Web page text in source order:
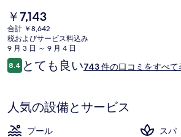
ン
ダ
ム
ス
ニ
ャ
スタッフが旅行者の高い評価を得ています。
現
在
の
料
金
は
す
￥7,143
合計 ￥8,642
税およびサービス料込み
9 月 3 日 ～ 9 月 4 日
口
コ
8.410段階中8.4
とても良い743 件の口コミをすべて
人気の設備とサービス
プール
スパ